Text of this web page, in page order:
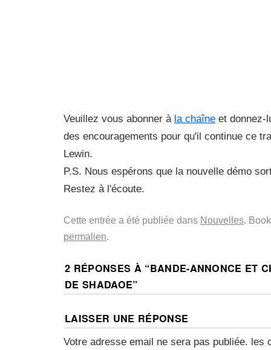
Veuillez vous abonner à la chaîne et donnez-
des encouragements pour qu'il continue ce
Lewin.
P.S. Nous espérons que la nouvelle démo
Restez à l'écoute.
Cette entrée a été publiée dans Nouvelles .
permalien
2 RÉPONSES À “BANDE-ANNONCE ET
DE SHADAOE”
LAISSER UNE RÉPONSE
Votre adresse email ne sera pas publiée. les